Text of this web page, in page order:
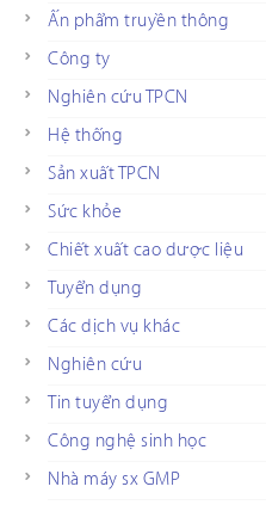
Ấn phẩm truyền thông
Công ty
Nghiên cứu TPCN
Hệ thống
Sản xuất TPCN
Sức khỏe
Chiết xuất cao dược liệu
Tuyển dụng
Các dịch vụ khác
Nghiên cứu
Tin tuyển dụng
Công nghệ sinh học
Nhà máy sx GMP